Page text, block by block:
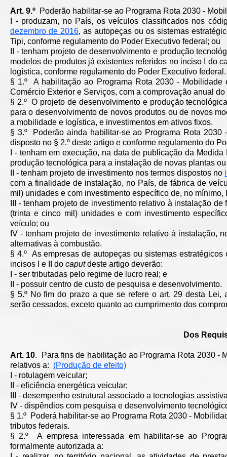
Art. 9.º Poderão habilitar-se ao Programa Rota 2030 -
I - produzam, no País, os veículos classificados nos
dezembro de 2016, as autopeças ou os sistemas
Tipi, conforme regulamento do Poder Executivo federal; ou
II - tenham projeto de desenvolvimento e produção
modelos de produtos já existentes referidos no inciso I do
logística, conforme regulamento do Poder Executivo federal.
§ 1.º A habilitação ao Programa Rota 2030 -
Comércio Exterior e Serviços, com a comprovação anual
§ 2.º O projeto de desenvolvimento e produção
para o desenvolvimento de novos produtos ou de novos
a mobilidade e logística, e investimentos em ativos fixos.
§ 3.º Poderão ainda habilitar-se ao Programa Rota
disposto no § 2.º deste artigo e conforme regulamento do
I - tenham em execução, na data de publicação da
produção tecnológica para a instalação de novas plantas
II - tenham projeto de investimento nos termos dispostos no
com a finalidade de instalação, no País, de fábrica de
mil) unidades e com investimento específico de, no
III - tenham projeto de investimento relativo à instalação
(trinta e cinco mil) unidades e com investimento
veículo; ou
IV - tenham projeto de investimento relativo à instalação,
alternativas à combustão.
§ 4.º As empresas de autopeças ou sistemas
incisos I e II do caputdeste artigo deverão:
I - ser tributadas pelo regime de lucro real; e
II - possuir centro de custo de pesquisa e desenvolvimento.
§ 5.º No fim do prazo a que se refere o art. 29 desta
serão cessados, exceto quanto ao cumprimento dos
Dos
Art. 10. Para fins de habilitação ao Programa Rota 2030 -
relativos a: (Produção de efeito)
I - rotulagem veicular;
II - eficiência energética veicular;
III - desempenho estrutural associado a tecnologias
IV - dispêndios com pesquisa e desenvolvimento
§ 1.º Poderá habilitar-se ao Programa Rota 2030 -
tributos federais.
§ 2.º A empresa interessada em habilitar-se ao
formalmente autorizada a: